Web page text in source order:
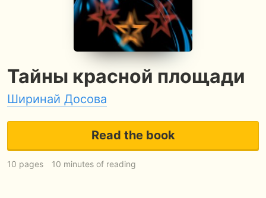
Тайны красной площади
Ширинай Досова
Read the book
10 pages 10 minutes of reading